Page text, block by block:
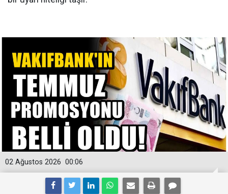
00:06
02 Ağustos 2026